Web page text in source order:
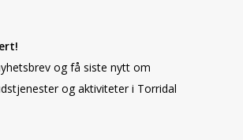
og få siste nytt om
og aktiviteter i Torridal